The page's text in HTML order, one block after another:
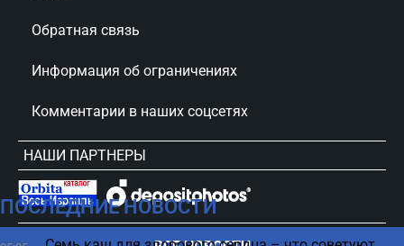
ПОСЛЕДНИЕ НОВОСТИ
Обратная связь
Информация об ограничениях
Комментарии в наших соцсетях
НАШИ ПАРТНЕРЫ